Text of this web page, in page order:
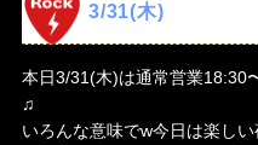
3/31(木)
本日3/31(木)は通常営業18:30
♫
いろんな意味でw今日は楽し